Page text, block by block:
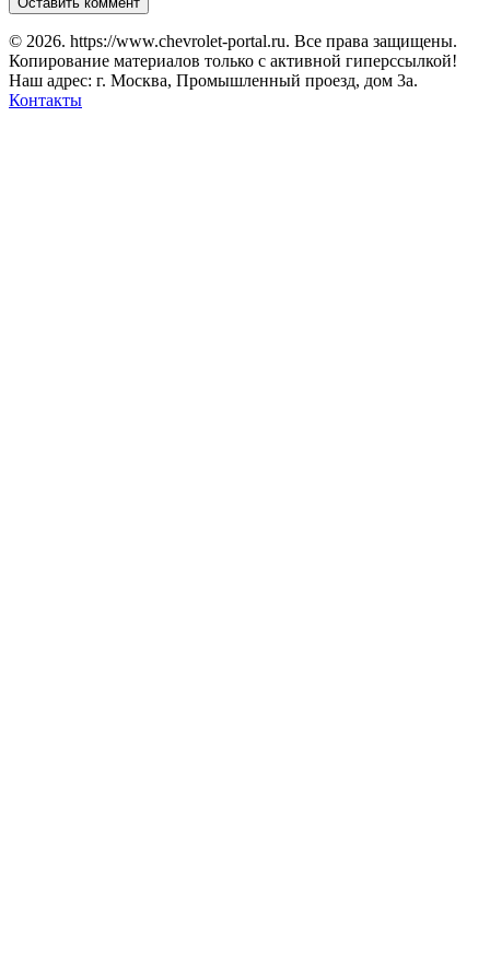
© 2026. https://www.chevrolet-portal.ru. Все права защищены.
Копирование материалов только с активной гиперссылкой!
Наш адрес: г. Москва, Промышленный проезд, дом 3а.
Контакты